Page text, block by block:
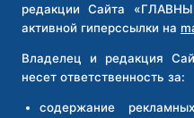
редакции Сайта
активной гиперссылки на
Владелец и редакция
несет ответственность за:
содержание